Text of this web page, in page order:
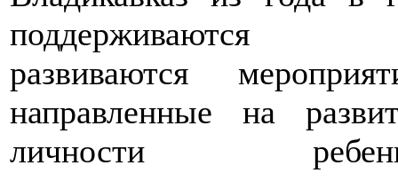
развиваются
направленные на
личности